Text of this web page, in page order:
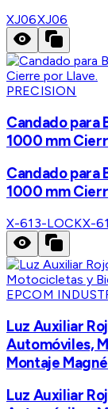
XJ06XJ06
PRECISION
Candado para
1000 mm
Candado para
1000 mm
X-613-LOCKX-
EPCOM
Luz Auxiliar
Automóviles,
Montaje
Luz Auxiliar